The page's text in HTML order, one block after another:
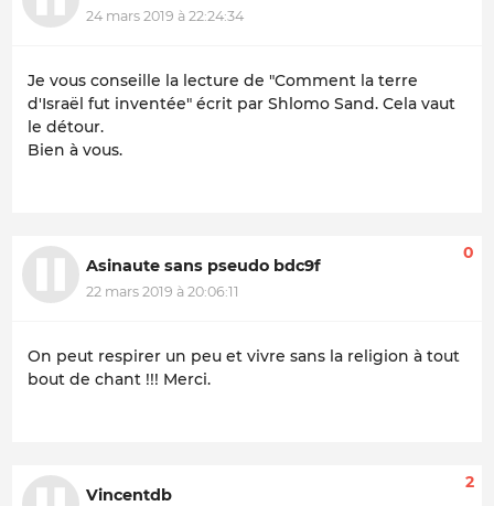
24 mars 2019 à 22:24:34
Je vous conseille la lecture de "Comment la terre
d'Israël fut inventée" écrit par Shlomo Sand. Cela vaut
le détour.
Bien à vous.
Asinaute sans pseudo bdc9f
22 mars 2019 à 20:06:11
0
On peut respirer un peu et vivre sans la religion à tout
bout de chant !!! Merci.
Vincentdb
2